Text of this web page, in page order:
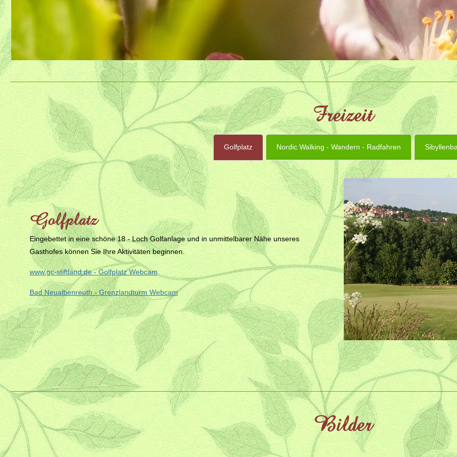
Freizeit
Golfplatz Nordic Walking - Wandern - Radfahren
Golfplatz
Eingebettet in eine schöne 18 - Loch Golfanlage und in unmittelbarer Nähe unseres
Gasthofes können Sie Ihre Aktivitäten beginnen.
www.gc-stiftland.de - Golfplatz Webcam
Bad Neualbenreuth - Grenzlandturm Webcam
Bilder